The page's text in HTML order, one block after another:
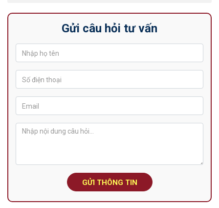
Gửi câu hỏi tư vấn
GỬI THÔNG TIN